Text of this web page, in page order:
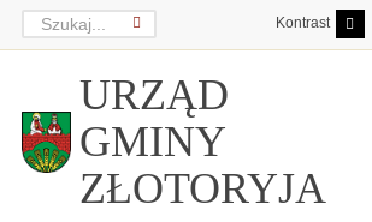
Kontrast
URZĄD
GMINY
ZŁOTORYJA